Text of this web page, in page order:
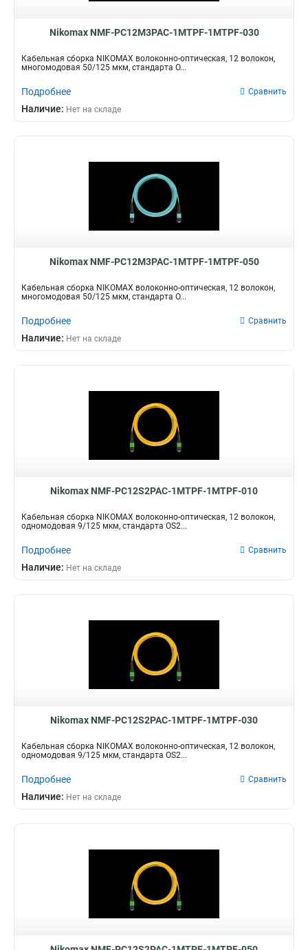
Nikomax NMF-PC12M3PAC-1MTPF-1MTPF-030
Кабельная сборка NIKOMAX волоконно-оптическая, 12 волокон,
многомодовая 50/125 мкм, стандарта O...
Подробнее Сравнить
Наличие: Нет на складе
Nikomax NMF-PC12M3PAC-1MTPF-1MTPF-050
Кабельная сборка NIKOMAX волоконно-оптическая, 12 волокон,
многомодовая 50/125 мкм, стандарта O...
Подробнее Сравнить
Наличие: Нет на складе
Nikomax NMF-PC12S2PAC-1MTPF-1MTPF-010
Кабельная сборка NIKOMAX волоконно-оптическая, 12 волокон,
одномодовая 9/125 мкм, стандарта OS2...
Подробнее Сравнить
Наличие: Нет на складе
Nikomax NMF-PC12S2PAC-1MTPF-1MTPF-030
Кабельная сборка NIKOMAX волоконно-оптическая, 12 волокон,
одномодовая 9/125 мкм, стандарта OS2...
Подробнее Сравнить
Наличие: Нет на складе